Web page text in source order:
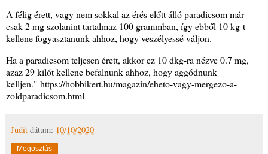
A félig érett, vagy nem sokkal az érés előtt álló paradicsom már
csak 2 mg szolanint tartalmaz 100 grammban, így ebből 10 kg-t
kellene fogyasztanunk ahhoz, hogy veszélyessé váljon.
Ha a paradicsom teljesen érett, akkor ez 10 dkg-ra nézve 0.7 mg,
azaz 29 kilót kellene befalnunk ahhoz, hogy aggódnunk
kelljen." https://hobbikert.hu/magazin/eheto-vagy-mergezo-a-
zoldparadicsom.html
Judit dátum: 10/10/2020
Megosztás